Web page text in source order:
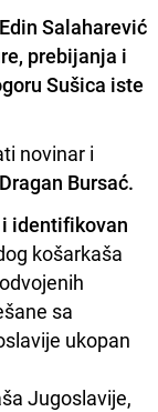
Salaharević
prebijanja i
Sušica iste
novinar i
Dragan Bursać.
identifikovan
košarkaša
sa
ukopan
Jugoslavije,